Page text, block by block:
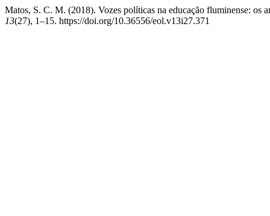
Matos, S. C. M. (2018). Vozes políticas na educação fluminense: os
13(27), 1–15. https://doi.org/10.36556/eol.v13i27.371